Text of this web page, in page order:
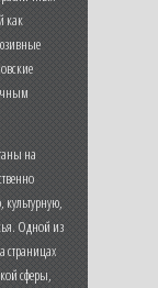
как
на
Одной из
страницах
сферы,